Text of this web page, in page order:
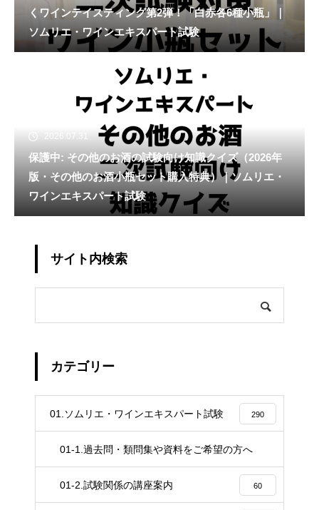
くワインテイスティング第2弾！「白赤各6種小瓶」｜
ソムリエ・ワインエキスパート試験
2026.07.31
保護中: その他のお酒の試験向け知識クイズ（2026年
版・その他のお酒小瓶セット購入特典）｜ソムリエ・
ワインエキスパート試験
サイト内検索
カテゴリー
01.ソムリエ・ワインエキスパート試験 290
01-1.過去問・類問集や資料をご希望の方へ
01-2.試験関係の講座案内 60